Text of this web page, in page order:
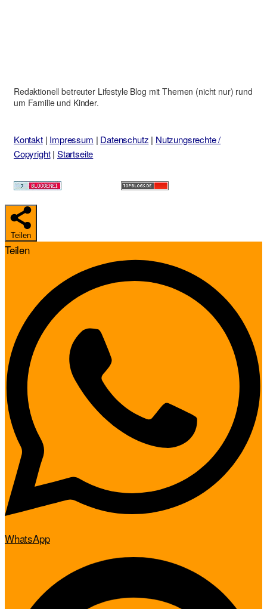
Redaktionell betreuter Lifestyle Blog mit Themen (nicht nur) rund
um Familie und Kinder.
Kontakt| Impressum | Datenschutz | Nutzungsrechte /
Copyright| Startseite
Teilen
Teilen
WhatsApp